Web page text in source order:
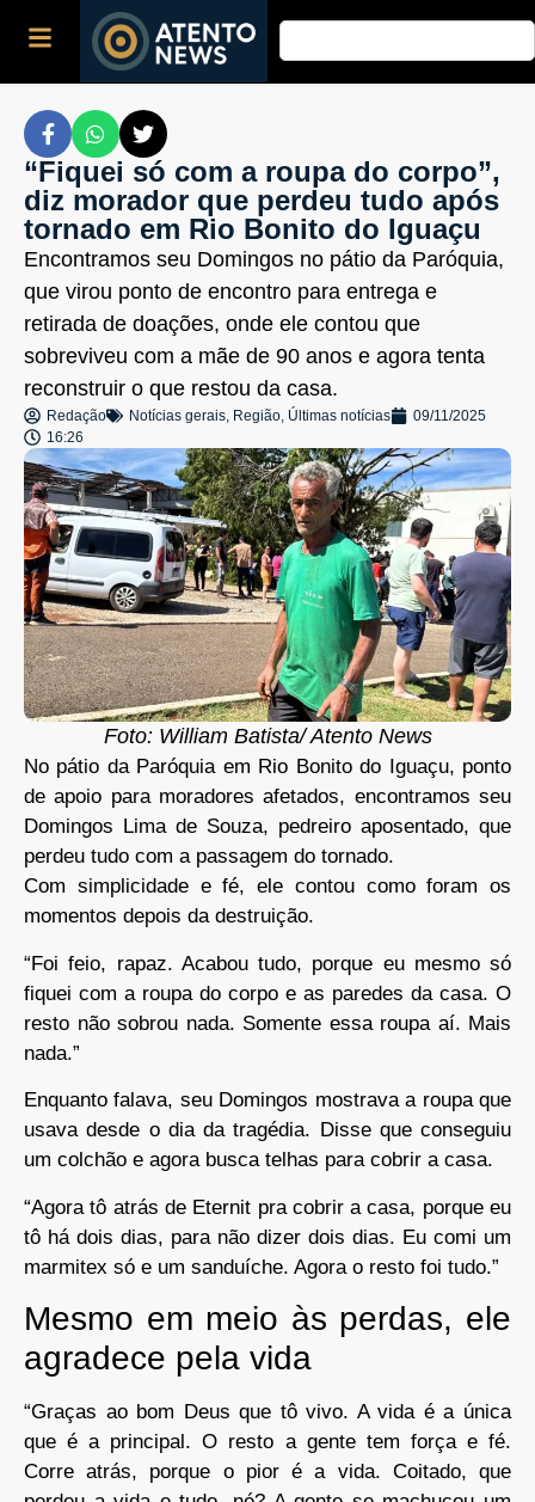
“Fiquei só com a roupa do corpo”,
diz morador que perdeu tudo após
tornado em Rio Bonito do Iguaçu
Encontramos seu Domingos no pátio da Paróquia,
que virou ponto de encontro para entrega e
retirada de doações, onde ele contou que
sobreviveu com a mãe de 90 anos e agora tenta
reconstruir o que restou da casa.
Redação Notícias gerais, Região, Últimas notícias
09/11/2025
16:26
Foto: William Batista/ Atento News
No pátio da Paróquia em Rio Bonito do Iguaçu, ponto
de apoio para moradores afetados, encontramos seu
Domingos Lima de Souza, pedreiro aposentado, que
perdeu tudo com a passagem do tornado.
Com simplicidade e fé, ele contou como foram os
momentos depois da destruição.
“Foi feio, rapaz. Acabou tudo, porque eu mesmo só
fiquei com a roupa do corpo e as paredes da casa. O
resto não sobrou nada. Somente essa roupa aí. Mais
nada.”
Enquanto falava, seu Domingos mostrava a roupa que
usava desde o dia da tragédia. Disse que conseguiu
um colchão e agora busca telhas para cobrir a casa.
“Agora tô atrás de Eternit pra cobrir a casa, porque eu
tô há dois dias, para não dizer dois dias. Eu comi um
marmitex só e um sanduíche. Agora o resto foi tudo.”
Mesmo em meio às perdas, ele
agradece pela vida
“Graças ao bom Deus que tô vivo. A vida é a única
que é a principal. O resto a gente tem força e fé.
Corre atrás, porque o pior é a vida. Coitado, que